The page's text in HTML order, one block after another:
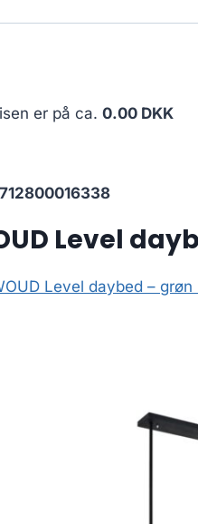
er på ca. 0.00 DKK
Level
Level daybed –